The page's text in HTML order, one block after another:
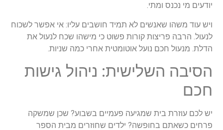
יודעים מי נכנס ומתי.
ויש עוד משהו שאנשים לא תמיד חושבים עליו: אי אפשר לשכוח
לנעול. הרבה פריצות קורות פשוט כי מישהו שכח לנעול את
הדלת. מנעול חכם נועל אוטומטית אחרי כמה שניות.
הסיבה השלישית: ניהול גישות
חכם
יש לכם עוזרת בית שמגיעה פעמיים בשבוע? שכן שמשקה
פרחים כשאתם בחופשה? ילדים שחוזרים מבית הספר